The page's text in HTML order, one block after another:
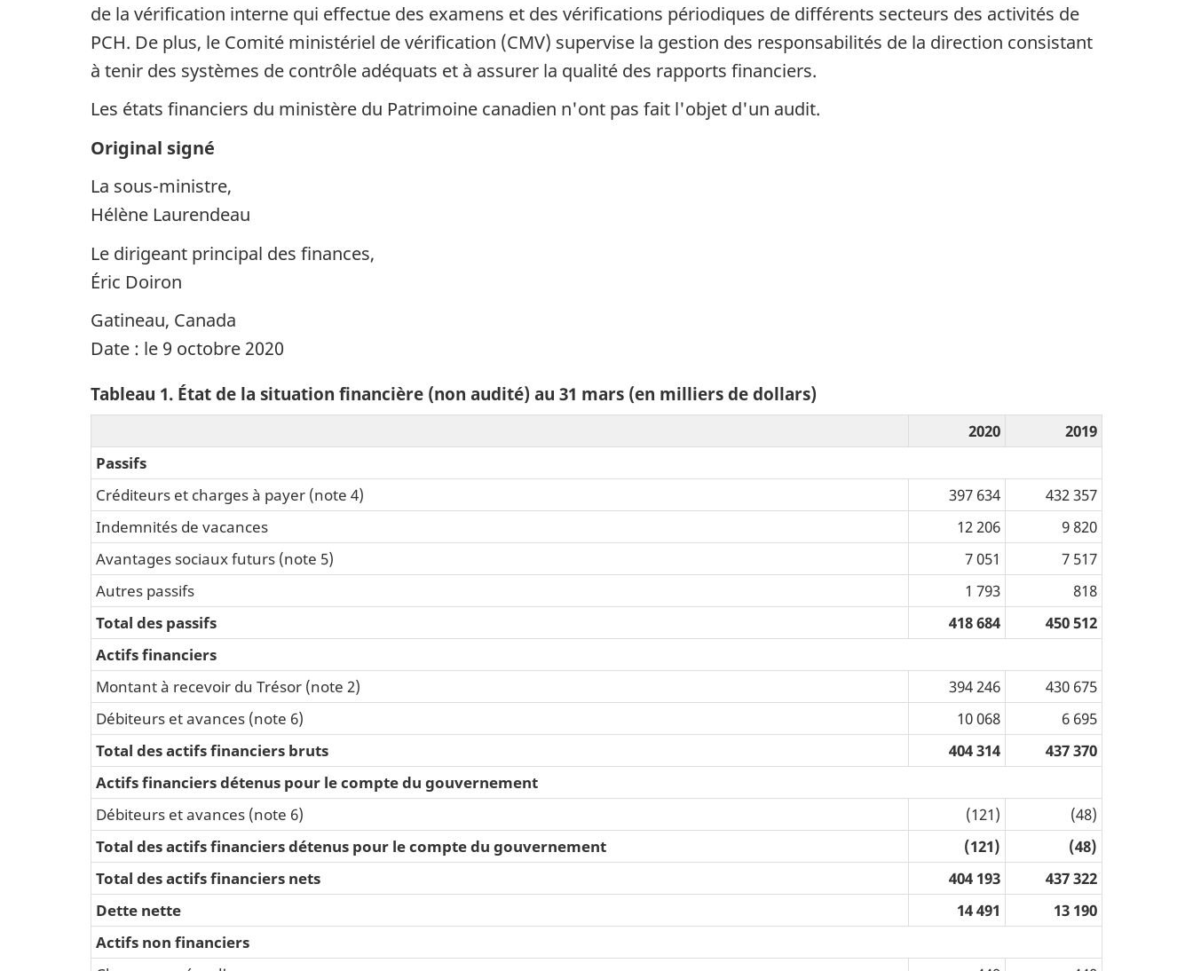
de la vérification interne qui effectue des examens et des vérifications périodiques de différents secteurs des activités de
PCH. De plus, le Comité ministériel de vérification (CMV) supervise la gestion des responsabilités de la direction consistant
à tenir des systèmes de contrôle adéquats et à assurer la qualité des rapports financiers.
Les états financiers du ministère du Patrimoine canadien n'ont pas fait l'objet d'un audit.
Original signé
La sous-ministre,
Hélène Laurendeau
Le dirigeant principal des finances,
Éric Doiron
Gatineau, Canada
Date : le 9 octobre 2020
Tableau 1. État de la situation financière (non audité) au 31 mars (en milliers de dollars)
2020
2019
Passifs
Créditeurs et charges à payer (note 4)
397 634
432 357
Indemnités de vacances
12 206
9 820
Avantages sociaux futurs (note 5)
7 051
7 517
Autres passifs
1 793
818
Total des passifs
418 684
450 512
Actifs financiers
Montant à recevoir du Trésor (note 2)
394 246
430 675
Débiteurs et avances (note 6)
10 068
6 695
Total des actifs financiers bruts
404 314
437 370
Actifs financiers détenus pour le compte du gouvernement
Débiteurs et avances (note 6)
(121)
(48)
Total des actifs financiers détenus pour le compte du gouvernement
(121)
(48)
Total des actifs financiers nets
404 193
437 322
Dette nette
14 491
13 190
Actifs non financiers